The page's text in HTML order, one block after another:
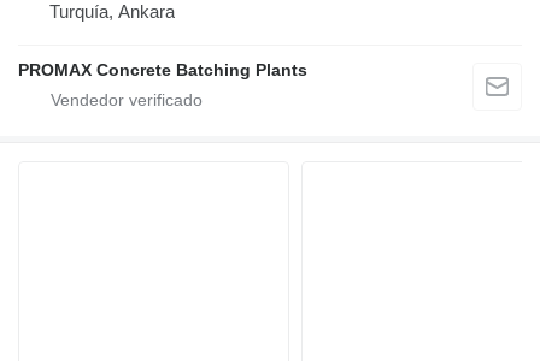
Turquía, Ankara
PROMAX Concrete Batching Plants